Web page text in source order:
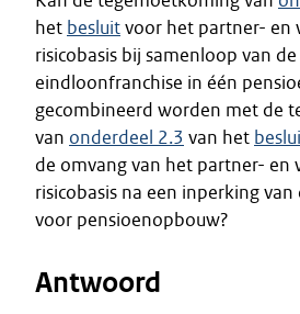
het besluitvoor het partner- en
risicobasis bij samenloop van
eindloonfranchise in één
gecombineerd worden met de
van onderdeel 2.3 van het
de omvang van het partner- en
risicobasis na een inperking
voor pensioenopbouw?
Antwoord